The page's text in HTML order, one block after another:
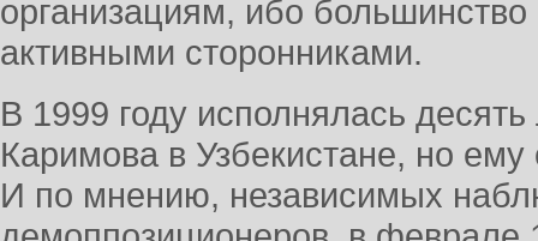
организациям, ибо
активными сторонниками.
В 1999 году исполнялась
Каримова в Узбекистане, но ему
И по мнению, независимых